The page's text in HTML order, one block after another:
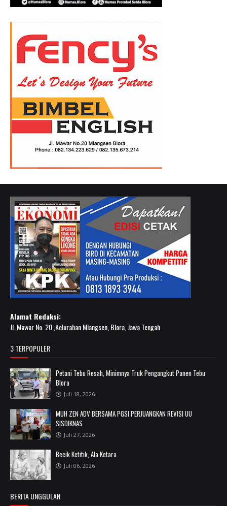
Alamat Redaksi:
Jl. Mawar No. 20 ,Kelurahan Mlangsen, Blora, Jawa Tengah
3 TERPOPULER
Petani Tebu Resah, Minimnya Truk Pengangkut Panen Tebu
Blora
Juli 18, 2026
MUH ZEN ADV BERSAMA PGSI PERJUANGKAN REVISI UU
SISDIKNAS
Juli 27, 2026
Becik Ketitik, Ala Ketara
Juli 06, 2026
BERITA UNGGULAN